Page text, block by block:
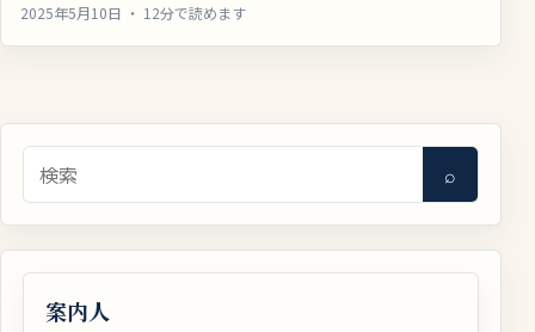
2025年5月10日 ・ 12分で読めます
検索 ⌕
案内人